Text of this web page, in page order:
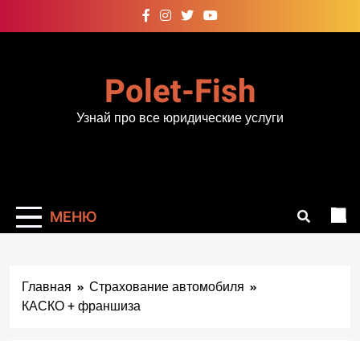
к
Polet-Fish
Узнай про все юридические услуги
МЕНЮ
Главная
Страхование автомобиля
КАСКО + франшиза